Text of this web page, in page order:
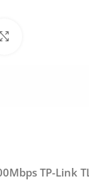
TP-Link